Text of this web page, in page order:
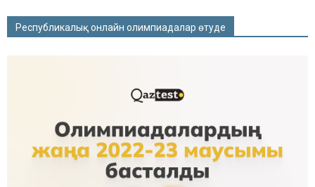
Республикалық онлайн олимпиадалар өтуде